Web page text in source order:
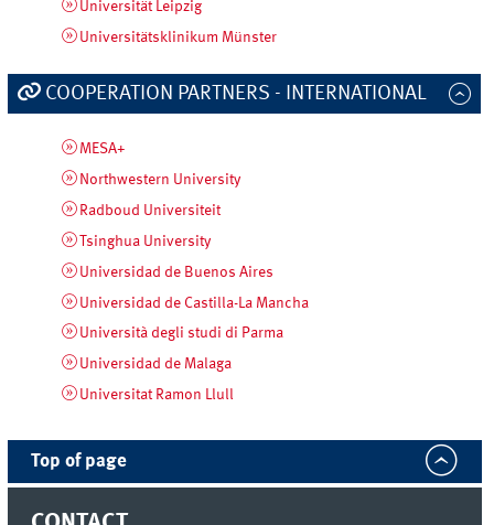
Universität Leipzig
Universitätsklinikum Münster
COOPERATION PARTNERS - INTERNATIONAL
MESA+
Northwestern University
Radboud Universiteit
Tsinghua University
Universidad de Buenos Aires
Universidad de Castilla-La Mancha
Università degli studi di Parma
Universidad de Malaga
Universitat Ramon Llull
Top of page